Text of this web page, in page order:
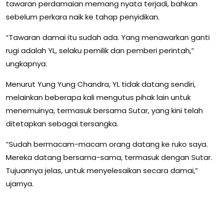
tawaran perdamaian memang nyata terjadi, bahkan
sebelum perkara naik ke tahap penyidikan.
“Tawaran damai itu sudah ada. Yang menawarkan ganti
rugi adalah YL, selaku pemilik dan pemberi perintah,”
ungkapnya.
Menurut Yung Yung Chandra, YL tidak datang sendiri,
melainkan beberapa kali mengutus pihak lain untuk
menemuinya, termasuk bersama Sutar, yang kini telah
ditetapkan sebagai tersangka.
“Sudah bermacam-macam orang datang ke ruko saya.
Mereka datang bersama-sama, termasuk dengan Sutar.
Tujuannya jelas, untuk menyelesaikan secara damai,”
ujarnya.